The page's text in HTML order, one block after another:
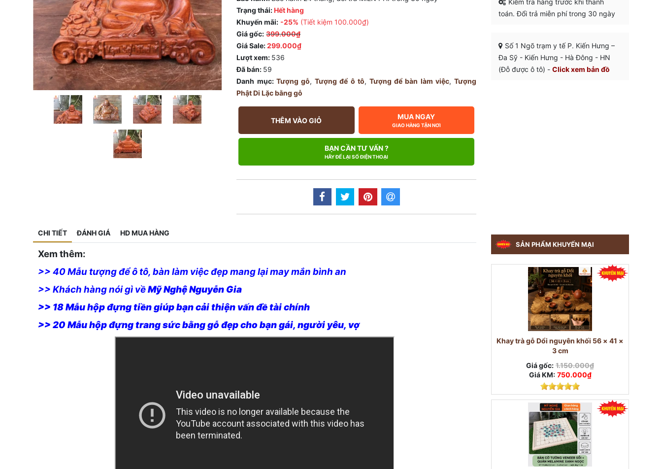
Trạng thái:Hết hàng
Khuyến mãi: -25% (Tiết kiệm 100.000₫)
Giá gốc: 399.000₫
Giá Sale:299.000₫
Lượt xem: 536
Đã bán: 59
Danh mục: Tượng gỗ,Tượng để ô tô,Tượng để bàn làm việc,Tượng
Phật Di Lặc bằng gỗ
THÊM VÀO GIỎ MUA NGAY
GIAO HÀNG TẬN NƠI
BẠN CẦN TƯ VẤN ?
HÃY ĐỂ LẠI SỐ ĐIỆN THOẠI
Kiểm tra hàng trước khi thanh
toán. Đổi trả miễn phí trong 30 ngày
Số 1 Ngõ trạm y tế P. Kiến Hưng –
Đa Sỹ - Kiến Hưng - Hà Đông - HN
(Đỗ được ô tô) - Click xem bản đồ
CHI TIẾT ĐÁNH GIÁ HD MUA HÀNG
Xem thêm:
>> 40 Mẫu tượng để ô tô, bàn làm việc đẹp mang lại may mắn bình an
>> Khách hàng nói gì vềMỹ Nghệ Nguyễn Gia
>> 18 Mẫu hộp đựng tiền giúp bạn cải thiện vấn đề tài chính
>> 20 Mẫu hộp đựng trang sức bằng gỗ đẹp cho bạn gái, người yêu, vợ
SẢN PHẨM KHUYẾN MẠI
Khay trà gỗ Dổi nguyên khối 56 × 41 ×
3 cm
Giá gốc: 1.150.000₫
Giá KM: 750.000₫